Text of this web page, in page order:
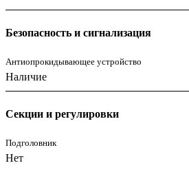
Безопасность и сигнализация
Антиопрокидывающее устройство
Наличие
Секции и регулировки
Подголовник
Нет